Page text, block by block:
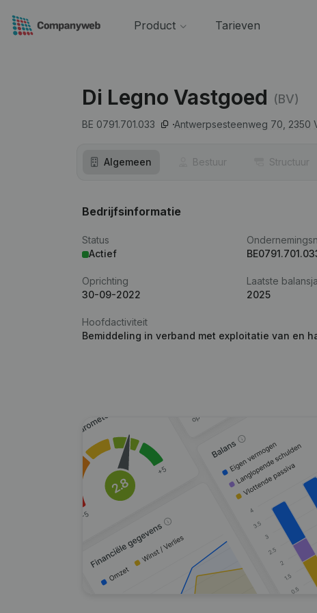
Product Tarieven
Di Legno Vastgoed (BV)
BE 0791.701.033 Antwerpsesteenweg 70, 2350
Algemeen Bestuur Structuur
Bedrijfsinformatie
Status
Actief
Oprichting
30-09-2022
Laatste
2025
Hoofdactiviteit
Bemiddeling in verband met exploitatie van en